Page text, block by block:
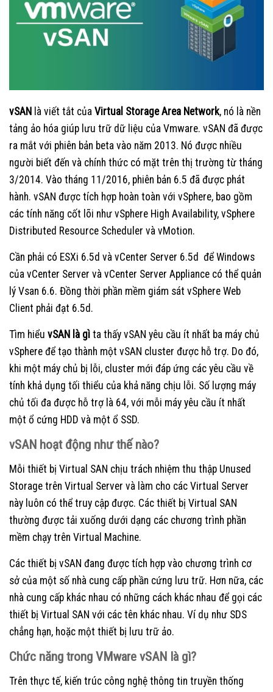
vSAN là viết tắt của Virtual Storage Area Network, nó là nền
tảng ảo hóa giúp lưu trữ dữ liệu của Vmware. vSAN đã được
ra mắt với phiên bản beta vào năm 2013. Nó được nhiều
người biết đến và chính thức có mặt trên thị trường từ tháng
3/2014. Vào tháng 11/2016, phiên bản 6.5 đã được phát
hành. vSAN được tích hợp hoàn toàn với vSphere, bao gồm
các tính năng cốt lõi như vSphere High Availability, vSphere
Distributed Resource Scheduler và vMotion.
Cần phải có ESXi 6.5d và vCenter Server 6.5d để Windows
của vCenter Server và vCenter Server Appliance có thể quản
lý Vsan 6.6. Đồng thời phần mềm giám sát vSphere Web
Client phải đạt 6.5d.
Tìm hiểu vSAN là gì ta thấy vSAN yêu cầu ít nhất ba máy chủ
vSphere để tạo thành một vSAN cluster được hỗ trợ. Do đó,
khi một máy chủ bị lỗi, cluster mới đáp ứng các yêu cầu về
tính khả dụng tối thiểu của khả năng chịu lỗi. Số lượng máy
chủ tối đa được hỗ trợ là 64, với mỗi máy yêu cầu ít nhất
một ổ cứng HDD và một ổ SSD.
vSAN hoạt động như thế nào?
Mỗi thiết bị Virtual SAN chịu trách nhiệm thu thập Unused
Storage trên Virtual Server và làm cho các Virtual Server
này luôn có thể truy cập được. Các thiết bị Virtual SAN
thường được tải xuống dưới dạng các chương trình phần
mềm chạy trên Virtual Machine.
Các thiết bị vSAN đang được tích hợp vào chương trình cơ
sở của một số nhà cung cấp phần cứng lưu trữ. Hơn nữa, các
nhà cung cấp khác nhau có những cách khác nhau để gọi các
thiết bị Virtual SAN với các tên khác nhau. Ví dụ như SDS
chẳng hạn, hoặc một thiết bị lưu trữ ảo.
Chức năng trong VMware vSAN là gì?
Trên thực tế, kiến trúc công nghệ thông tin truyền thống